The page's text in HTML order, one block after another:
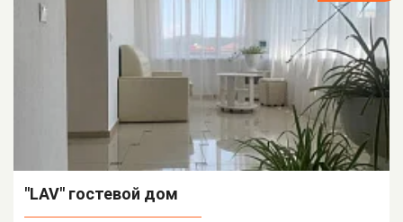
"LAV" гостевой дом